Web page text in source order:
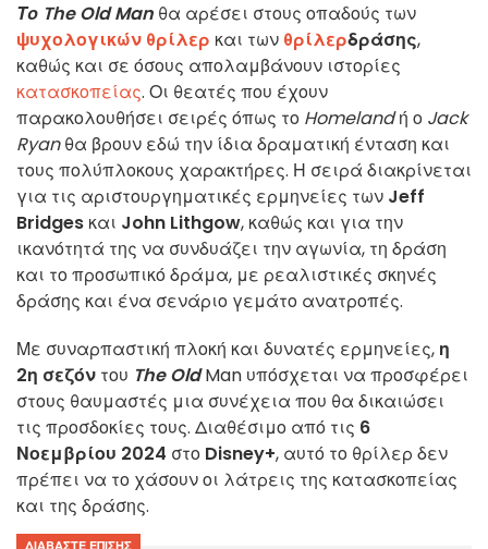
Το The Old Man θα αρέσει στους οπαδούς των
ψυχολογικών θρίλερ και των θρίλερδράσης,
καθώς και σε όσους απολαμβάνουν ιστορίες
κατασκοπείας. Οι θεατές που έχουν
παρακολουθήσει σειρές όπως το Homelandή ο Jack
Ryanθα βρουν εδώ την ίδια δραματική ένταση και
τους πολύπλοκους χαρακτήρες. Η σειρά διακρίνεται
για τις αριστουργηματικές ερμηνείες των Jeff
Bridges και John Lithgow, καθώς και για την
ικανότητά της να συνδυάζει την αγωνία, τη δράση
και το προσωπικό δράμα, με ρεαλιστικές σκηνές
δράσης και ένα σενάριο γεμάτο ανατροπές.
Με συναρπαστική πλοκή και δυνατές ερμηνείες, η
2η σεζόν του The OldMan υπόσχεται να προσφέρει
στους θαυμαστές μια συνέχεια που θα δικαιώσει
τις προσδοκίες τους. Διαθέσιμο από τις 6
Νοεμβρίου 2024 στο Disney+, αυτό το θρίλερ δεν
πρέπει να το χάσουν οι λάτρεις της κατασκοπείας
και της δράσης.